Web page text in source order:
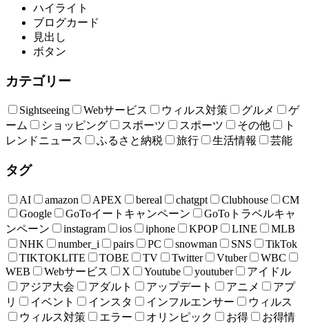
ハイライト
ブログカード
見出し
ボタン
カテゴリー
Sightseeing Webサービス ウィルス対策 グルメ
ゲ
ーム
ショッピング スポーツ スポーツ その他
ト
レンドニュース
ふるさと納税 旅行 生活情報 芸能
タグ
AI amazon APEX bereal chatgpt Clubhouse
CM
Google
GoToイートキャンペーン
GoToトラベルキャ
ンペーン
instagram ios iphone KPOP LINE
MLB
NHK
number_i pairs PC snowman SNS
TikTok
TIKTOKLITE
TOBE TV Twitter Vtuber
WBC
WEB
Webサービス X Youtube youtuber
アイドル
アジア大会
アダルト アップデート アニメ
アプ
リ
イベント インスタ インフルエンサー
ウィルス
ウィルス対策
エラー オリンピック お得
お得情